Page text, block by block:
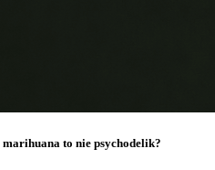
to nie psychodelik?